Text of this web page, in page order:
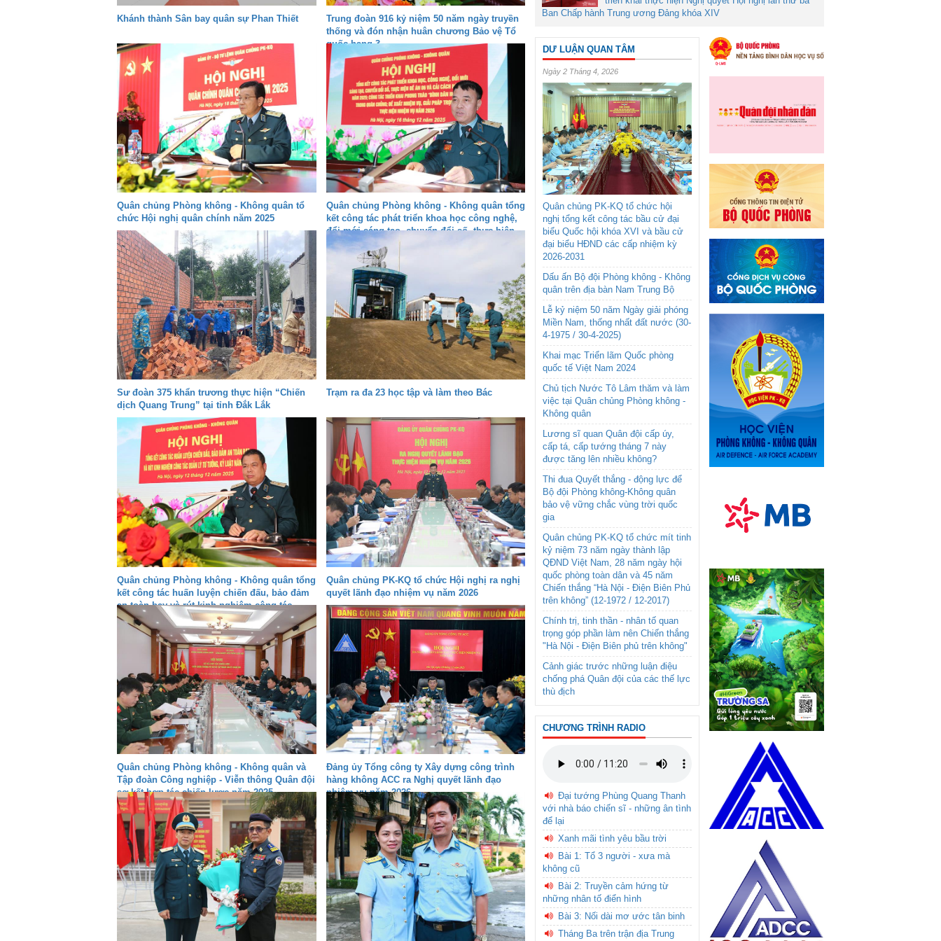
Khánh thành Sân bay quân sự Phan Thiết
Trung đoàn 916 kỷ niệm 50 năm ngày truyền
thống và đón nhận huân chương Bảo vệ Tổ
quốc hạng 3
Quân chủng Phòng không - Không quân tổ
chức Hội nghị quân chính năm 2025
Quân chủng Phòng không - Không quân tổng
kết công tác phát triển khoa học công nghệ,
đổi mới sáng tạo, chuyển đổi số, thực hiện
Đề án 06 và cải cách hành chính năm 2025
Sư đoàn 375 khẩn trương thực hiện “Chiến
dịch Quang Trung” tại tỉnh Đắk Lắk
Trạm ra đa 23 học tập và làm theo Bác
Quân chủng Phòng không - Không quân tổng
kết công tác huấn luyện chiến đấu, bảo đảm
an toàn bay và rút kinh nghiệm công tác
quản lý tư tưởng, kỷ luật năm 2025
Quân chủng PK-KQ tổ chức Hội nghị ra nghị
quyết lãnh đạo nhiệm vụ năm 2026
Quân chủng Phòng không - Không quân và
Tập đoàn Công nghiệp - Viễn thông Quân đội
sơ kết hợp tác chiến lược năm 2025
Đảng ủy Tổng công ty Xây dựng công trình
hàng không ACC ra Nghị quyết lãnh đạo
nhiệm vụ năm 2026
Ban Chấp hành Trung ương Đảng khóa XIV
DƯ LUẬN QUAN TÂM
Ngày 2 Tháng 4, 2026
Quân chủng PK-KQ tổ chức hội
nghị tổng kết công tác bầu cử đại
biểu Quốc hội khóa XVI và bầu cử
đại biểu HĐND các cấp nhiệm kỳ
2026-2031
Dấu ấn Bộ đội Phòng không - Không
quân trên địa bàn Nam Trung Bộ
Lễ kỷ niệm 50 năm Ngày giải phóng
Miền Nam, thống nhất đất nước (30-
4-1975 / 30-4-2025)
Khai mạc Triển lãm Quốc phòng
quốc tế Việt Nam 2024
Chủ tịch Nước Tô Lâm thăm và làm
việc tại Quân chủng Phòng không -
Không quân
Lương sĩ quan Quân đội cấp úy,
cấp tá, cấp tướng tháng 7 này
được tăng lên nhiều không?
Thi đua Quyết thắng - động lực để
Bộ đội Phòng không-Không quân
bảo vệ vững chắc vùng trời quốc
gia
Quân chủng PK-KQ tổ chức mít tinh
kỷ niệm 73 năm ngày thành lập
QĐND Việt Nam, 28 năm ngày hội
quốc phòng toàn dân và 45 năm
Chiến thắng “Hà Nội - Điện Biên Phủ
trên không” (12-1972 / 12-2017)
Chính trị, tinh thần - nhân tố quan
trọng góp phần làm nên Chiến thắng
"Hà Nội - Điện Biên phủ trên không"
Cảnh giác trước những luận điệu
chống phá Quân đội của các thế lực
thù địch
CHƯƠNG TRÌNH RADIO
Đại tướng Phùng Quang Thanh
với nhà báo chiến sĩ - những ân tình
để lại
Xanh mãi tình yêu bầu trời
Bài 1: Tổ 3 người - xưa mà
không cũ
Bài 2: Truyền cảm hứng từ
những nhân tố điển hình
Bài 3: Nối dài mơ ước tân binh
Tháng Ba trên trận địa Trung